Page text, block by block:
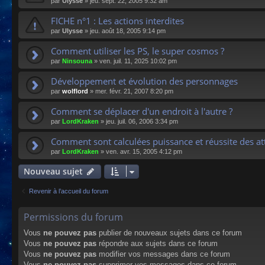
FICHE n°1 : Les actions interdites
par Ulysse » jeu. août 18, 2005 9:14 pm
Comment utiliser les PS, le super cosmos ?
par Ninsouna » ven. juil. 11, 2025 10:02 pm
Développement et évolution des personnages
par wolflord » mer. févr. 21, 2007 8:20 pm
Comment se déplacer d'un endroit à l'autre ?
par LordKraken » jeu. juil. 06, 2006 3:34 pm
Comment sont calculées puissance et réussite des
par LordKraken » ven. avr. 15, 2005 4:12 pm
Nouveau sujet
Revenir à l’accueil du forum
Permissions du forum
Vous ne pouvez pas publier de nouveaux sujets dans ce forum
Vous ne pouvez pas répondre aux sujets dans ce forum
Vous ne pouvez pas modifier vos messages dans ce forum